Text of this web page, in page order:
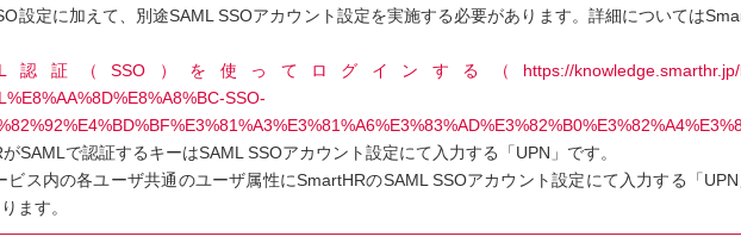
設定に加えて、別途SAML SSOアカウント設定を実施する必要があります。詳細については
認証（SSO）を使ってログインする（https://knowledge.smarthr.jp/hc/ja/
SSO-
SAMLで認証するキーはSAML SSOアカウント設定にて入力する「UPN」です。
ビス内の各ユーザ共通のユーザ属性にSmartHRのSAML SSOアカウント設定にて入力する「
ます。